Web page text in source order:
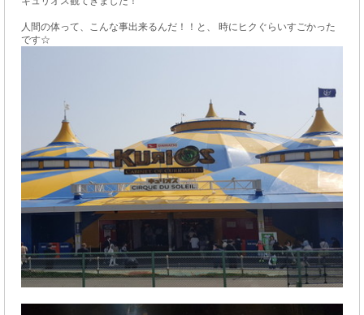
人間の体って、こんな事出来るんだ！！と、 時にヒクぐらいすごかった
です☆